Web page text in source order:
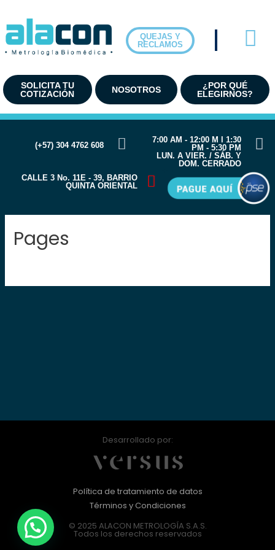
contenido
QUEJAS Y
RECLAMOS
SOLICITA TU
COTIZACIÓN
NOSOTROS
¿POR QUÉ
ELEGIRNOS?
(+57) 304 4762 608
7:00 AM - 12:00 M l 1:30
PM - 5:30 PM
LUN. A VIER. / SÁB. Y
DOM. CERRADO
CALLE 3 No. 11E - 39, BARRIO
QUINTA ORIENTAL
Pages
Desarrollado por:
Política de tratamiento de datos
Términos y Condiciones
© 2025 ALACON METROLOGÍA S.A.S.
Todos los derechos reservados